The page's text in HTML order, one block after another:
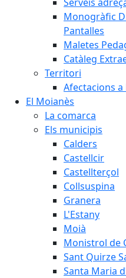
Monogràfic
Pantalles
Maletes
Catàleg
Territori
Afectacions a
El Moianès
La comarca
Els municipis
Calders
Castellcir
Castellterçol
Collsuspina
Granera
L'Estany
Moià
Monistrol de
Sant Quirze
Santa Maria